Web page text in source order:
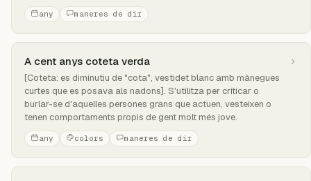
any maneres de dir
A cent anys coteta verda
[Coteta: es diminutiu de "cota", vestidet blanc amb mànegues
curtes que es posava als nadons]. S'utilitza per criticar o
burlar-se d'aquelles persones grans que actuen, vesteixen o
tenen comportaments propis de gent molt més jove.
any colors maneres de dir